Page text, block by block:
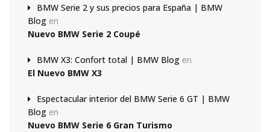
BMW Serie 2 y sus precios para España | BMW
Blog en
Nuevo BMW Serie 2 Coupé
BMW X3: Confort total | BMW Blog en
El Nuevo BMW X3
Espectacular interior del BMW Serie 6 GT | BMW
Blog en
Nuevo BMW Serie 6 Gran Turismo